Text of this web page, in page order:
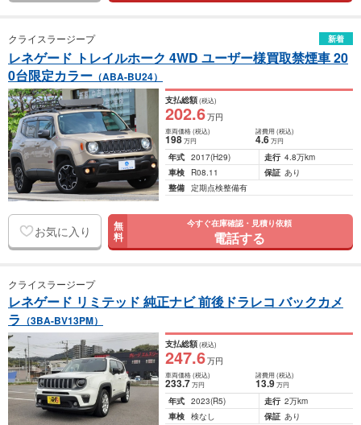
クライスラージープ 新着
レネゲード トレイルホーク 4WD ユーザー様買取禁煙車 20
0台限定カラー （ABA-BU24）
支払総額(税込)
202.6万円
車両価格(税込)
198万円
諸費用 (税込)
4.6 万円
年式 2017(H29) 走行 4.8万km
車検
R08.11 保証 あり
整備 定期点検整備有
お気に入り 無
料
今すぐ在庫確認・見積り依頼
電話する
クライスラージープ
レネゲード リミテッド 純正ナビ 前後ドラレコ バックカメ
ラ （3BA-BV13PM）
支払総額(税込)
247.6万円
車両価格(税込)
233.7万円
諸費用 (税込)
13.9 万円
年式 2023(R5) 走行 2万km
車検 検なし 保証 あり